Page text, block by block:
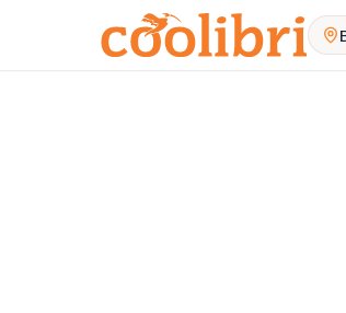
Zum Hauptinhalt springen